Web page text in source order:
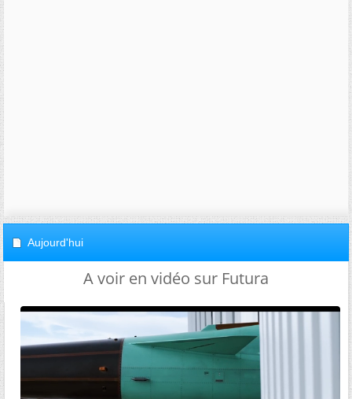
Aujourd'hui
A voir en vidéo sur Futura